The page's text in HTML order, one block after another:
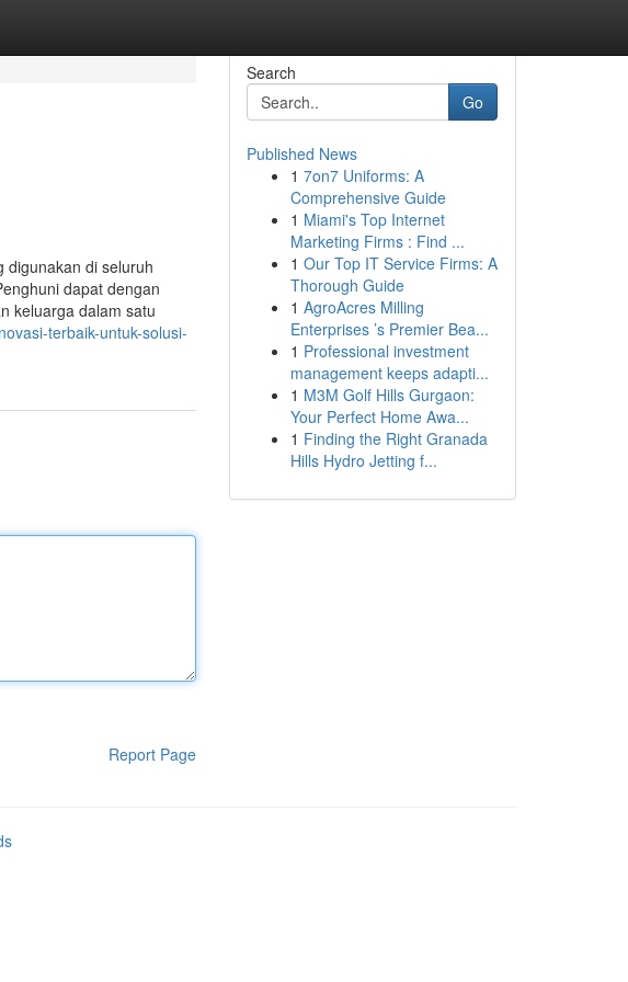
digunakan di seluruh
dapat dengan
keluarga dalam satu
terbaik-untuk-solusi-
Report Page
Search
Go
Published News
1 7on7 Uniforms: A
Comprehensive Guide
1 Miami's Top Internet
Marketing Firms : Find ...
1 Our Top IT Service Firms: A
Thorough Guide
1 AgroAcres Milling
Enterprises ’s Premier Bea...
1 Professional investment
management keeps adapti...
1 M3M Golf Hills Gurgaon:
Your Perfect Home Awa...
1 Finding the Right Granada
Hills Hydro Jetting f...